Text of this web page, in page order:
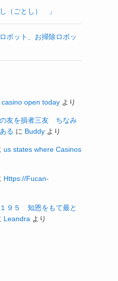
（ごとし） 」
ボット、お掃除ロボッ
open today より
友を損者三友 ちなみ
る に Buddy より
us states where Casinos
Https://Fucan-
９５ 知恩をもて最と
Leandra より